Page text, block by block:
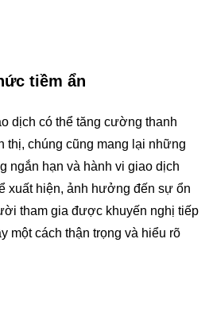
tiềm ẩn
dịch có thể tăng cường thanh
thị, chúng cũng mang lại những
ngắn hạn và hành vi giao dịch
xuất hiện, ảnh hưởng đến sự ổn
tham gia được khuyến nghị tiếp
một cách thận trọng và hiểu rõ